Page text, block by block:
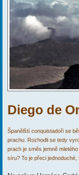
Diego de
Španělští conquistadoři se
prachu. Rozhodli se tedy
prach je směs jemně
síru? To je přeci